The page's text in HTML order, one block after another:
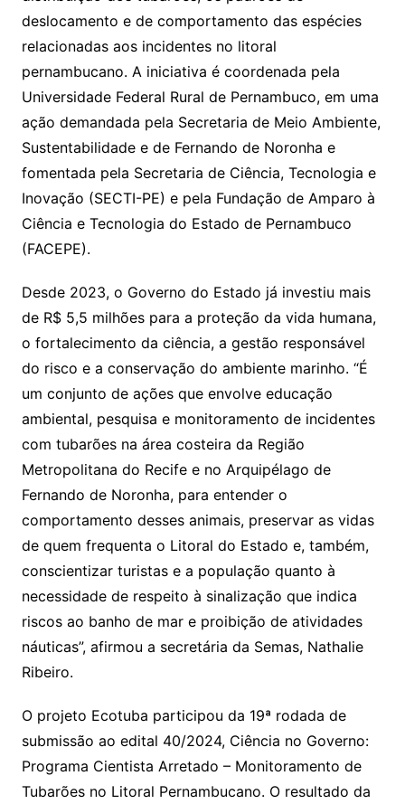
deslocamento e de comportamento das espécies
relacionadas aos incidentes no litoral
pernambucano. A iniciativa é coordenada pela
Universidade Federal Rural de Pernambuco, em uma
ação demandada pela Secretaria de Meio Ambiente,
Sustentabilidade e de Fernando de Noronha e
fomentada pela Secretaria de Ciência, Tecnologia e
Inovação (SECTI-PE) e pela Fundação de Amparo à
Ciência e Tecnologia do Estado de Pernambuco
(FACEPE).
Desde 2023, o Governo do Estado já investiu mais
de R$ 5,5 milhões para a proteção da vida humana,
o fortalecimento da ciência, a gestão responsável
do risco e a conservação do ambiente marinho. “É
um conjunto de ações que envolve educação
ambiental, pesquisa e monitoramento de incidentes
com tubarões na área costeira da Região
Metropolitana do Recife e no Arquipélago de
Fernando de Noronha, para entender o
comportamento desses animais, preservar as vidas
de quem frequenta o Litoral do Estado e, também,
conscientizar turistas e a população quanto à
necessidade de respeito à sinalização que indica
riscos ao banho de mar e proibição de atividades
náuticas”, afirmou a secretária da Semas, Nathalie
Ribeiro.
O projeto Ecotuba participou da 19ª rodada de
submissão ao edital 40/2024, Ciência no Governo:
Programa Cientista Arretado – Monitoramento de
Tubarões no Litoral Pernambucano. O resultado da